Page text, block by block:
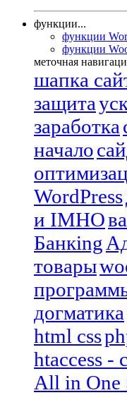
функции...
функции
функции
меточная
шапка
защита
заработка
начало
WordPress
и IMHO
Банкing
товары
догматика
html css
htaccess -
All in One